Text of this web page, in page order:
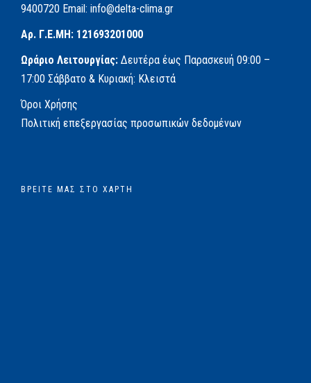
9400720 Email: info@delta-clima.gr
Αρ. Γ.Ε.ΜΗ: 121693201000
Ωράριο Λειτουργίας: Δευτέρα έως Παρασκευή 09:00 –
17:00 Σάββατο & Κυριακή: Κλειστά
Όροι Χρήσης
Πολιτική επεξεργασίας προσωπικών δεδομένων
ΒΡΕΊΤΕ ΜΑΣ ΣΤΟ ΧΆΡΤΗ